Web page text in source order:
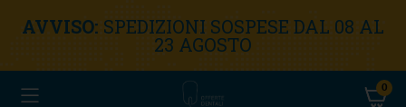
AVVISO: SPEDIZIONI SOSPESE DAL 08 AL
23 AGOSTO
0